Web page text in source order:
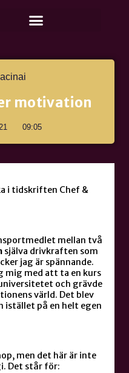
motivation
09:05
i tidskriften Chef &
mellan två
själva drivkraften som
jag är spännande.
mig med att ta en kurs
och grävde
värld. Det blev
istället på en helt egen
men det här är inte
Det står för: